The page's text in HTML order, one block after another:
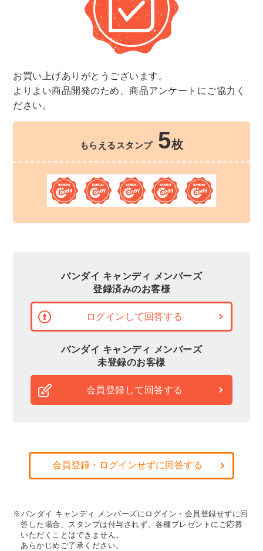
お買い上げありがとうございます。
よりよい商品開発のため、商品アンケートにご協力く
ださい。
もらえるスタンプ 5枚
バンダイ キャンディ メンバーズ
登録済みのお客様
ログインして回答する
バンダイ キャンディ メンバーズ
未登録のお客様
会員登録して回答する
会員登録・ログインせずに回答する
※バンダイ キャンディ メンバーズにログイン・会員登録せずに回
答した場合、スタンプは付与されず、各種プレゼントにご応募
いただくことはできません。
あらかじめご了承ください。